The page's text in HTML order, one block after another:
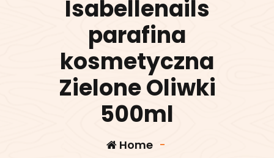
Isabellenails
parafina
kosmetyczna
Zielone Oliwki
500ml
Home -